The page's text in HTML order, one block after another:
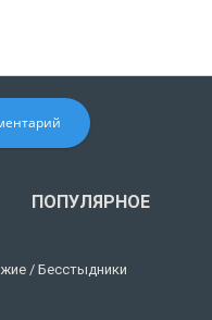
ПОПУЛЯРНОЕ
/ Бесстыдники